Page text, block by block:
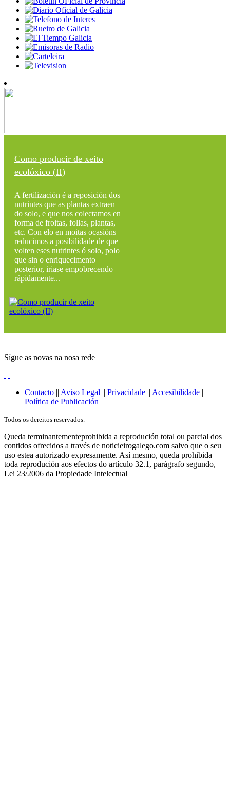
Como producir de xeito
ecolóxico (II)
A fertilización é a reposición dos
nutrintes que as plantas extraen
do solo, e que nos colectamos en
forma de froitas, follas, plantas,
etc. Con elo en moitas ocasións
reducimos a posibilidade de que
volten eses nutrintes ó solo, polo
que sin o enriquecimento
posterior, iriase empobrecendo
rápidamente...
Sígue as novas na nosa rede
Contacto || Aviso Legal || Privacidade || Accesibilidade ||
Política de Publicación
Todos os dereitos reservados.
Queda terminantementeprohibida a reprodución total ou parcial dos
contidos ofrecidos a través de noticieirogalego.com salvo que o seu
uso estea autorizado expresamente. Así mesmo, queda prohibida
toda reprodución aos efectos do artículo 32.1, parágrafo segundo,
Lei 23/2006 da Propiedade Intelectual